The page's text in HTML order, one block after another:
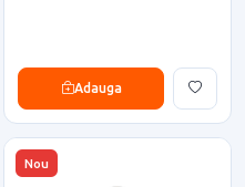
Adauga
Nou